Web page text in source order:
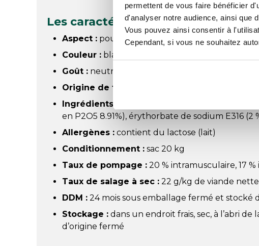
permettent de vous faire bénéficier
d'analyser notre audience, ainsi que
Vous pouvez ainsi consentir à
Cependant, si vous ne souhaitez
Les caractéristiques du Forham
Aspect : poudre
Couleur : blanc
Goût : neutre
Origine de transformation :
Ingrédients :
en P2O5 8.91%), érythorbate de sodium E316 (2
Allergènes : contient du lactose (lait)
Conditionnement : sac 20 kg
Taux de pompage : 20 % intramusculaire, 17
Taux de salage à sec : 22 g/kg de viande
DDM : 24 mois sous emballage fermé et stocké
Stockage : dans un endroit frais, sec, à l’abri de
d’origine fermé